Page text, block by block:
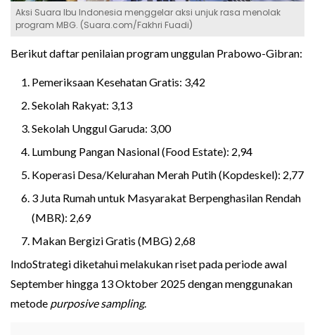
Aksi Suara Ibu Indonesia menggelar aksi unjuk rasa menolak
program MBG. (Suara.com/Fakhri Fuadi)
Berikut daftar penilaian program unggulan Prabowo-Gibran:
Pemeriksaan Kesehatan Gratis: 3,42
Sekolah Rakyat: 3,13
Sekolah Unggul Garuda: 3,00
Lumbung Pangan Nasional (Food Estate): 2,94
Koperasi Desa/Kelurahan Merah Putih (Kopdeskel): 2,77
3 Juta Rumah untuk Masyarakat Berpenghasilan Rendah
(MBR): 2,69
Makan Bergizi Gratis (MBG) 2,68
IndoStrategi diketahui melakukan riset pada periode awal
September hingga 13 Oktober 2025 dengan menggunakan
metode purposive sampling.